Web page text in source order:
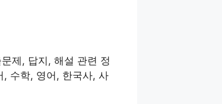
제, 답지, 해설 관련 정
수학, 영어, 한국사, 사